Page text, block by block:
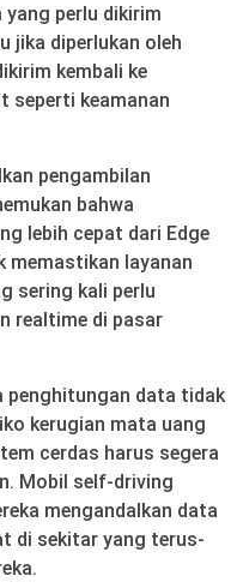
perlu dikirim
jika diperlukan oleh
kembali ke
seperti keamanan
pengambilan
bahwa
lebih cepat dari Edge
layanan
sering kali perlu
realtime di pasar
penghitungan data tidak
kerugian mata uang
cerdas harus segera
Mobil self-driving
mengandalkan data
di sekitar yang terus-